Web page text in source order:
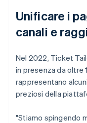
Unificare i
canali e
Nel 2022, Ticket
in presenza da oltre
rappresentano
preziosi della
"Stiamo spingendo